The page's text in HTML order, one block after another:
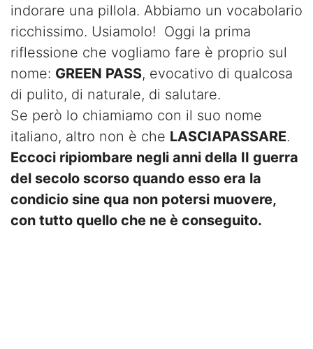
indorare una pillola. Abbiamo un vocabolario
ricchissimo. Usiamolo! Oggi la prima
riflessione che vogliamo fare è proprio sul
nome: GREEN PASS, evocativo di qualcosa
di pulito, di naturale, di salutare.
Se però lo chiamiamo con il suo nome
italiano, altro non è che LASCIAPASSARE.
Eccoci ripiombare negli anni della II guerra
del secolo scorso quando esso era la
condicio sine qua non potersi muovere,
con tutto quello che ne è conseguito.